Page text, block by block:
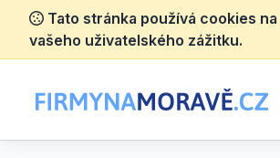
Tato stránka používá cookies
vašeho uživatelského zážitku.